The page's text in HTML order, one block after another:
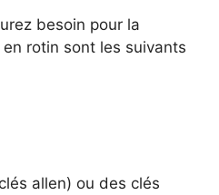
besoin pour la
rotin sont les suivants
allen) ou des clés